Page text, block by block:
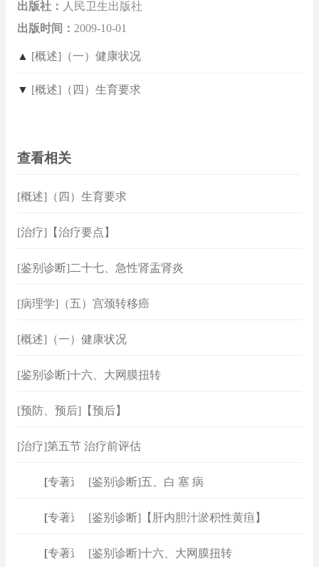
出版社： 人民卫生出版社
出版时间： 2009-10-01
▲ [概述]（一）健康状况
▼ [概述]（四）生育要求
查看相关
[概述]（四）生育要求
[治疗]【治疗要点】
[鉴别诊断]二十七、急性肾盂肾炎
[病理学]（五）宫颈转移癌
[概述]（一）健康状况
[鉴别诊断]十六、大网膜扭转
[预防、预后]【预后】
[治疗]第五节 治疗前评估
专著速查 ]
[鉴别诊断]五、白 塞 病
专著速查 ]
[鉴别诊断]【肝内胆汁淤积性黄疸】
专著速查 ]
[鉴别诊断]十六、大网膜扭转